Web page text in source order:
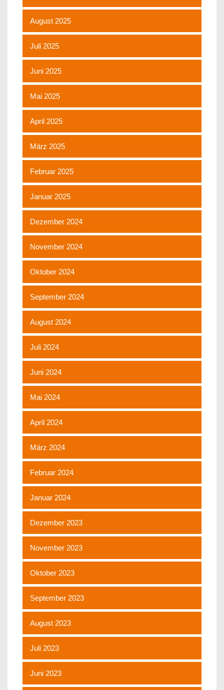
August 2025
Juli 2025
Juni 2025
Mai 2025
April 2025
März 2025
Februar 2025
Januar 2025
Dezember 2024
November 2024
Oktober 2024
September 2024
August 2024
Juli 2024
Juni 2024
Mai 2024
April 2024
März 2024
Februar 2024
Januar 2024
Dezember 2023
November 2023
Oktober 2023
September 2023
August 2023
Juli 2023
Juni 2023